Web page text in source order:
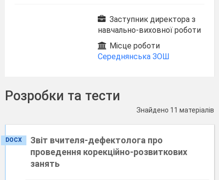
Заступник директора з
навчально-виховної роботи
Місце роботи
Середнянська ЗОШ
Розробки та тести
Знайдено 11 матеріалів
DOCX
Звіт вчителя-дефектолога про
проведення корекційно-розвиткових
занять